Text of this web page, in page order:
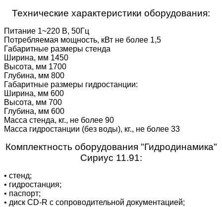
Технические характеристики оборудования:
Питание 1~220 В, 50Гц
Потребляемая мощность, кВт не более 1,5
Габаритные размеры стенда
Ширина, мм 1450
Высота, мм 1700
Глубина, мм 800
Габаритные размеры гидростанции:
Ширина, мм 600
Высота, мм 700
Глубина, мм 600
Масса стенда, кг., не более 90
Масса гидростанции (без воды), кг., не более 33
Комплектность оборудования "Гидродинамика"
Сириус 11.91:
• стенд;
• гидростанция;
• паспорт;
• диск CD-R с сопроводительной документацией;